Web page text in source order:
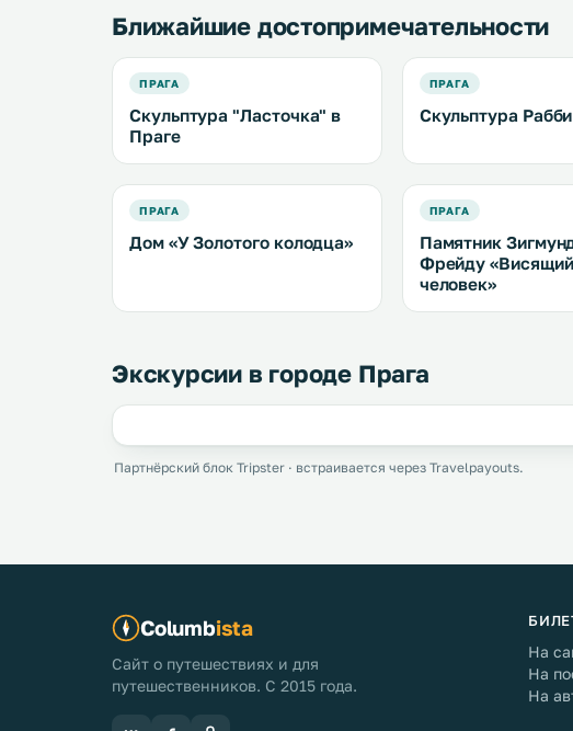
Ближайшие достопримечательности
ПРАГА
Скульптура "Ласточка" в
Праге
ПРАГА
Скульптура
ПРАГА
Дом «У Золотого колодца»
ПРАГА
Памятник
Фрейду «Висящий
человек»
Экскурсии в городе Прага
Партнёрский блок Tripster · встраивается через Travelpayouts.
Columbista
Сайт о путешествиях и для
путешественников. С 2015 года.
На
На
На